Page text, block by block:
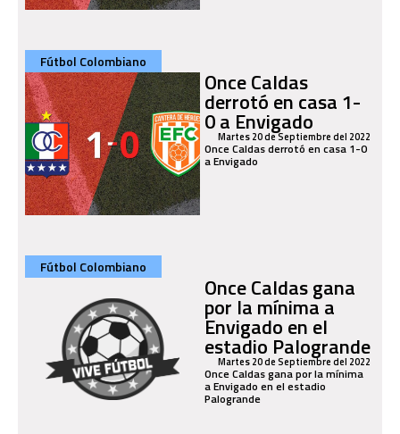
Fútbol Colombiano
Once Caldas
derrotó en casa 1-
0 a Envigado
Martes 20 de Septiembre del 2022
Once Caldas derrotó en casa 1-0
a Envigado
Fútbol Colombiano
Once Caldas gana
por la mínima a
Envigado en el
estadio Palogrande
Martes 20 de Septiembre del 2022
Once Caldas gana por la mínima
a Envigado en el estadio
Palogrande